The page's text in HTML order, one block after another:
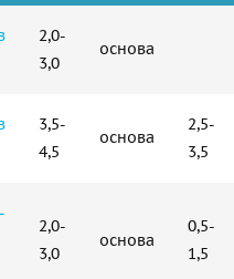
2,0-
3,0
основа
3,5-
4,5
основа
2,5-
3,5
2,0-
3,0
основа
0,5-
1,5